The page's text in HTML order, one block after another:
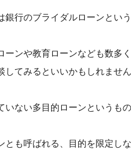
行のブライダルローンという
ーンや教育ローンなども数多
てみるといいかもしれません
ない多目的ローンというもの
も呼ばれる、目的を限定し